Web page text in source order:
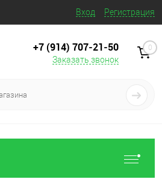
Вход Регистрация
+7 (914) 707‒21‒50
Заказать звонок
0